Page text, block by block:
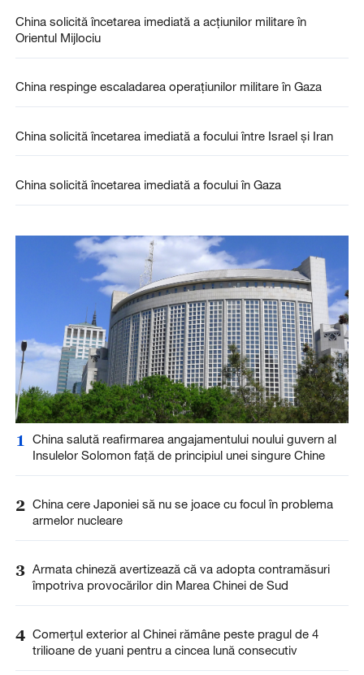
China solicită încetarea imediată a acțiunilor militare în
Orientul Mijlociu
China respinge escaladarea operațiunilor militare în Gaza
China solicită încetarea imediată a focului între Israel și Iran
China solicită încetarea imediată a focului în Gaza
1
China salută reafirmarea angajamentului noului guvern al
Insulelor Solomon față de principiul unei singure Chine
2 China cere Japoniei să nu se joace cu focul în problema
armelor nucleare
3 Armata chineză avertizează că va adopta contramăsuri
împotriva provocărilor din Marea Chinei de Sud
4 Comerțul exterior al Chinei rămâne peste pragul de 4
trilioane de yuani pentru a cincea lună consecutiv